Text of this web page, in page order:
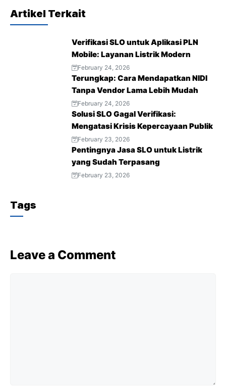
e
t
e
r
a
m
e
s
t
Artikel Terkait
Verifikasi SLO untuk Aplikasi PLN
Mobile: Layanan Listrik Modern
February 24, 2026
Terungkap: Cara Mendapatkan NIDI
Tanpa Vendor Lama Lebih Mudah
February 24, 2026
Solusi SLO Gagal Verifikasi:
Mengatasi Krisis Kepercayaan Publik
February 23, 2026
Pentingnya Jasa SLO untuk Listrik
yang Sudah Terpasang
February 23, 2026
Tags
Leave a Comment